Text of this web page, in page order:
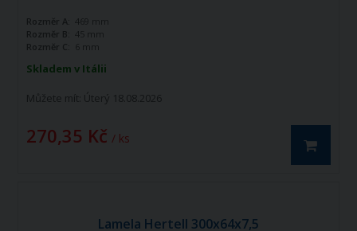
Skladem v Itálii
Můžete mít: Úterý 18.08.2026
270,35 Kč / ks
Rozměr A:
469 mm
Rozměr B:
45 mm
Rozměr C: 6 mm
Lamela Hertell 300x64x7,5